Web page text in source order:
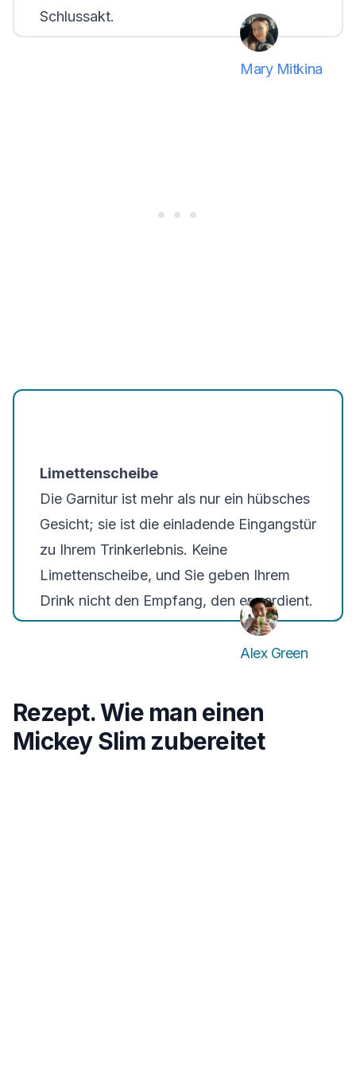
Schlussakt.
Mary Mitkina
Limettenscheibe
Die Garnitur ist mehr als nur ein hübsches
Gesicht; sie ist die einladende Eingangstür
zu Ihrem Trinkerlebnis. Keine
Limettenscheibe, und Sie geben Ihrem
Drink nicht den Empfang, den er verdient.
Alex Green
Rezept. Wie man einen
Mickey Slim zubereitet